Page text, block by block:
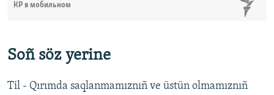
КР в мобильном
Soñ söz yerine
Til - Qırımda saqlanmamıznıñ ve üstün olmamıznıñ